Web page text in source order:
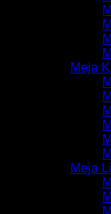
Meja
Meja